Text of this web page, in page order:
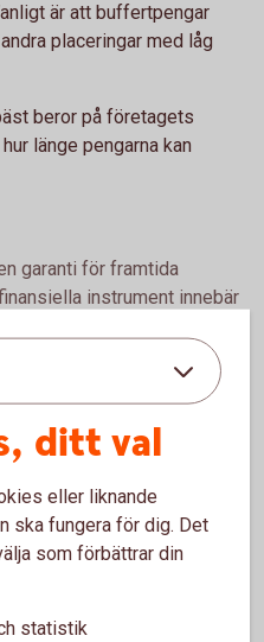
är att buffertpengar
placeringar med låg
beror på företagets
länge pengarna kan
garanti för framtida
instrument innebär
och informationsbroschyr
pengar växa tryggt.
beror på placeringens
kan avvaras.
ditt val
eller liknande
ska fungera för dig. Det
som förbättrar din
statistik